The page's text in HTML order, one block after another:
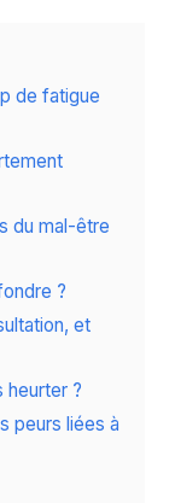
de fatigue
du mal-être
?
et
heurter ?
peurs liées à